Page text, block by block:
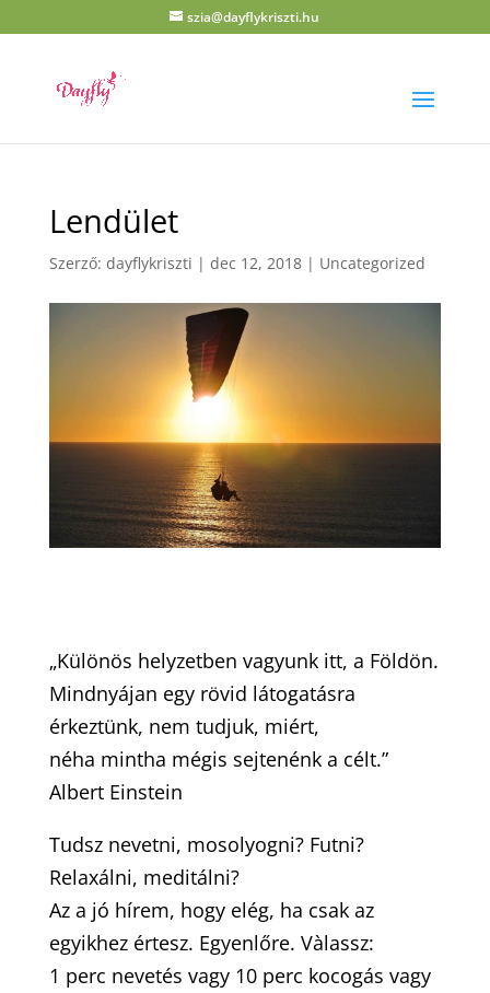
szia@dayflykriszti.hu
Lendület
Szerző: dayflykriszti | dec 12, 2018| Uncategorized
„Különös helyzetben vagyunk itt, a Földön.
Mindnyájan egy rövid látogatásra
érkeztünk, nem tudjuk, miért,
néha mintha mégis sejtenénk a célt.”
Albert Einstein
Tudsz nevetni, mosolyogni? Futni?
Relaxálni, meditálni?
Az a jó hírem, hogy elég, ha csak az
egyikhez értesz. Egyenlőre. Vàlassz:
1 perc nevetés vagy 10 perc kocogás vagy